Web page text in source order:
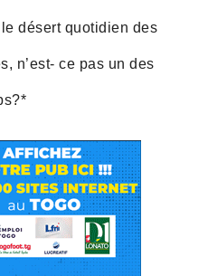
désert quotidien des
n’est- ce pas un des